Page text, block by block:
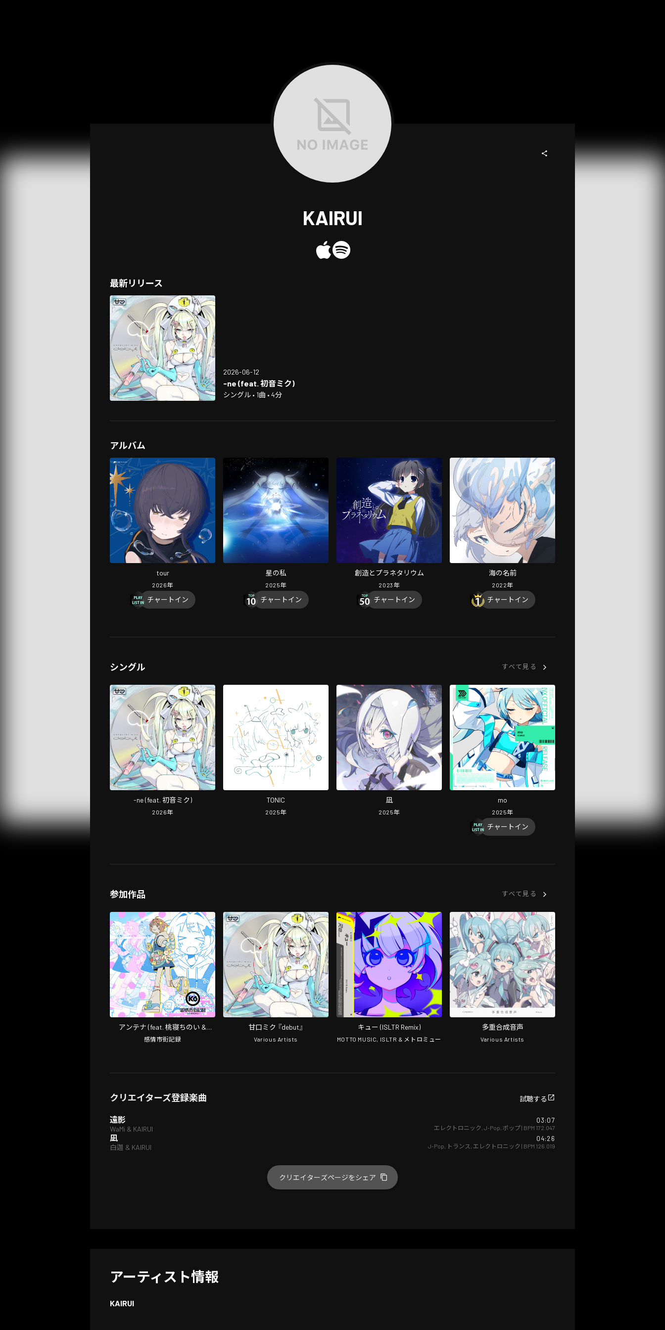
KAIRUI
最新リリース
2026-06-12
-ne (feat. 初音ミク)
シングル • 1曲 • 4分
アルバム
tour
2026年
チャートイン
星の私
2025年
チャートイン
創造とプラネタリウム
2023 年
チャートイン
海の名前
2022年
チャートイン
シングル すべて見る
-ne (feat. 初音ミク)
2026年
TONIC
2025年
凪
2025年
mo
2025年
チャートイン
参加作品 すべて見る
アンテナ (feat. 桃寝ちのい &
KAIRUI)
感情市街記録
甘口ミク 『debut』
Various Artists
キュー (ISLTR Remix)
MOTTO MUSIC, ISLTR & メトロミュー
多重合成音声
Various Artists
クリエイターズ登録楽曲 試聴する
遠影
WaMi & KAIRUI
03:07
エレクトロニック , J-Pop, ポップ| BPM 172.047
凪
白迦 & KAIRUI
04:26
J-Pop, トランス , エレクトロニック | BPM 126.019
クリエイターズページをシェア
アーティスト情報
KAIRUI